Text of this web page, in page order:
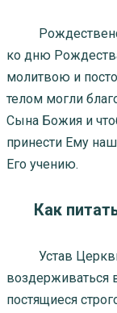
ко дню
молитвою и
телом могли
Сына Божия и
принести Ему
Его учению.
Как
Устав Церкви
воздерживаться
постящиеся